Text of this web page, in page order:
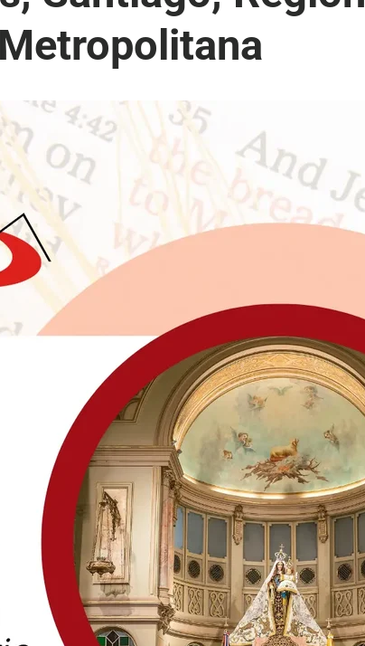
Metropolitana